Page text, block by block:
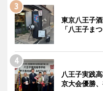
東京八王子
「八王子ま
八王子実践
京大会優勝